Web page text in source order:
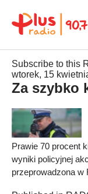
Subscribe to this
wtorek, 15
Za szybko
Prawie 70 procent
wyniki policyjnej
przeprowadzona w